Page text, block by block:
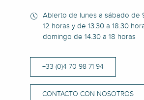
Abierto de lunes a sábado de
12 horas y de 13.30 a 18.30
domingo de 14.30 a 18 horas
+33 (0)4 70 98 71 94
CONTACTO CON NOSOTROS